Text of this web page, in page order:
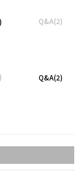
Q&A(2)
Q&A(2)